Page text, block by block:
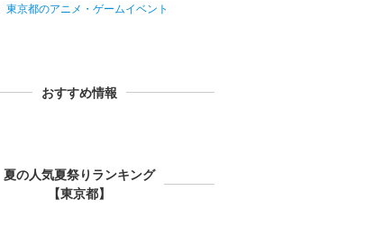
東京都のアニメ・ゲームイベント
おすすめ情報
夏の人気夏祭りランキング
【東京都】